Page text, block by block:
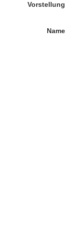
Vorstellung
Name